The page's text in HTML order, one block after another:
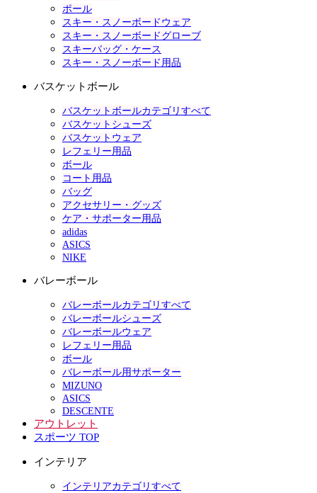
ポール
スキー・スノーボードウェア
スキー・スノーボードグローブ
スキーバッグ・ケース
スキー・スノーボード用品
バスケットボール
バスケットボールカテゴリすべて
バスケットシューズ
バスケットウェア
レフェリー用品
ボール
コート用品
バッグ
アクセサリー・グッズ
ケア・サポーター用品
adidas
ASICS
NIKE
バレーボール
バレーボールカテゴリすべて
バレーボールシューズ
バレーボールウェア
レフェリー用品
ボール
バレーボール用サポーター
MIZUNO
ASICS
DESCENTE
アウトレット
スポーツ TOP
インテリア
インテリアカテゴリすべて